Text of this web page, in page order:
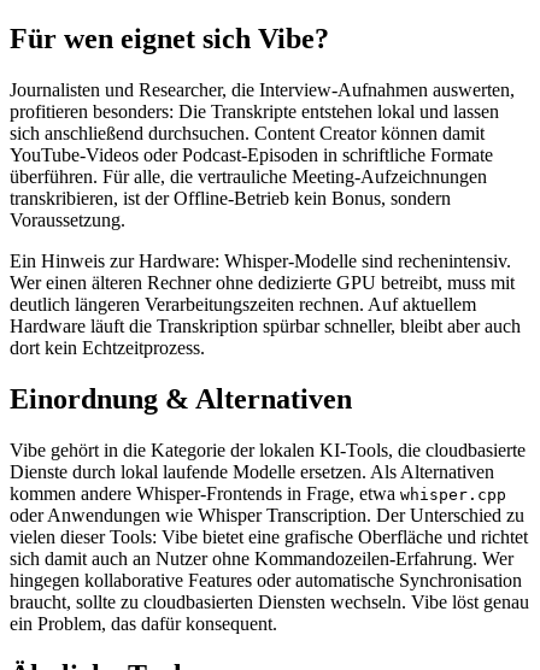
Für wen eignet sich Vibe?
Journalisten und Researcher, die Interview-Aufnahmen auswerten,
profitieren besonders: Die Transkripte entstehen lokal und lassen
sich anschließend durchsuchen. Content Creator können damit
YouTube-Videos oder Podcast-Episoden in schriftliche Formate
überführen. Für alle, die vertrauliche Meeting-Aufzeichnungen
transkribieren, ist der Offline-Betrieb kein Bonus, sondern
Voraussetzung.
Ein Hinweis zur Hardware: Whisper-Modelle sind rechenintensiv.
Wer einen älteren Rechner ohne dedizierte GPU betreibt, muss mit
deutlich längeren Verarbeitungszeiten rechnen. Auf aktuellem
Hardware läuft die Transkription spürbar schneller, bleibt aber auch
dort kein Echtzeitprozess.
Einordnung & Alternativen
Vibe gehört in die Kategorie der lokalen KI-Tools, die cloudbasierte
Dienste durch lokal laufende Modelle ersetzen. Als Alternativen
kommen andere Whisper-Frontends in Frage, etwa whisper.cpp
oder Anwendungen wie Whisper Transcription. Der Unterschied zu
vielen dieser Tools: Vibe bietet eine grafische Oberfläche und richtet
sich damit auch an Nutzer ohne Kommandozeilen-Erfahrung. Wer
hingegen kollaborative Features oder automatische Synchronisation
braucht, sollte zu cloudbasierten Diensten wechseln. Vibe löst genau
ein Problem, das dafür konsequent.